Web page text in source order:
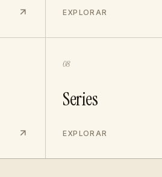
EXPLORAR
08
Series
EXPLORAR